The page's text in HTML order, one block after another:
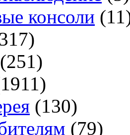
консоли
(251)
(130)
(79)